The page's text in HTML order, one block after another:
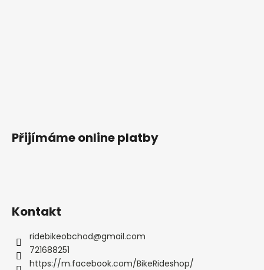
Přijímáme online platby
Kontakt
ridebikeobchod@gmail.com
721688251
https://m.facebook.com/BikeRideshop/